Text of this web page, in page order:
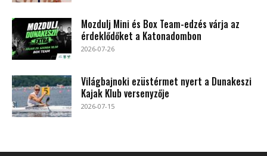
Mozdulj Mini és Box Team-edzés várja az
érdeklődőket a Katonadombon
2026-07-26
Világbajnoki ezüstérmet nyert a Dunakeszi
Kajak Klub versenyzője
2026-07-15